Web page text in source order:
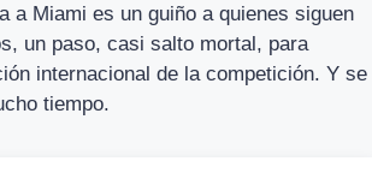
a Miami es un guiño a quienes siguen
un paso, casi salto mortal, para
internacional de la competición. Y se
tiempo.